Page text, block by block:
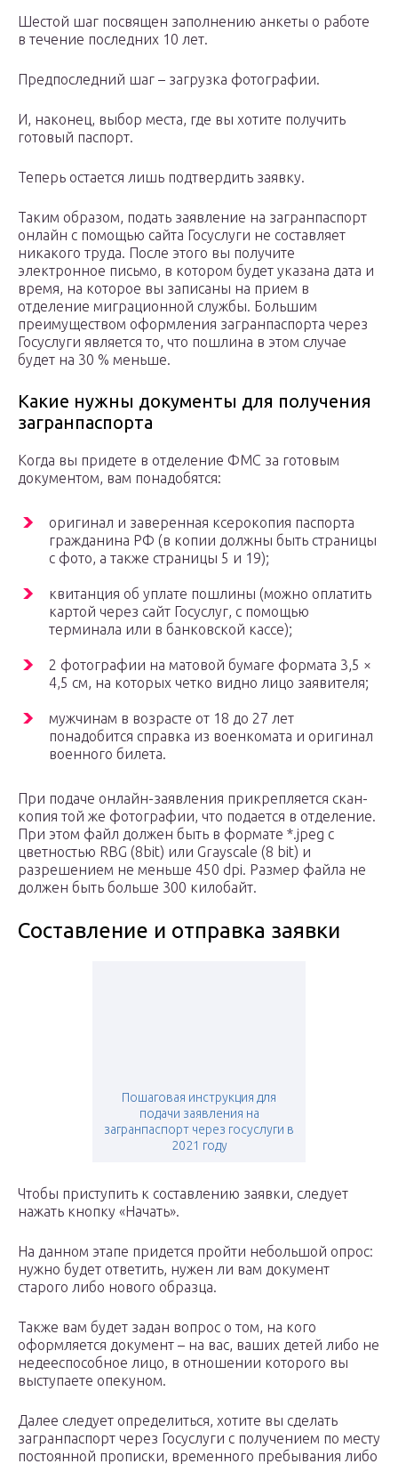
Шестой шаг посвящен заполнению анкеты о работе
в течение последних 10 лет.
Предпоследний шаг – загрузка фотографии.
И, наконец, выбор места, где вы хотите получить
готовый паспорт.
Теперь остается лишь подтвердить заявку.
Таким образом, подать заявление на загранпаспорт
онлайн с помощью сайта Госуслуги не составляет
никакого труда. После этого вы получите
электронное письмо, в котором будет указана дата и
время, на которое вы записаны на прием в
отделение миграционной службы. Большим
преимуществом оформления загранпаспорта через
Госуслуги является то, что пошлина в этом случае
будет на 30 % меньше.
Какие нужны документы для получения
загранпаспорта
Когда вы придете в отделение ФМС за готовым
документом, вам понадобятся:
оригинал и заверенная ксерокопия паспорта
гражданина РФ (в копии должны быть страницы
с фото, а также страницы 5 и 19);
квитанция об уплате пошлины (можно оплатить
картой через сайт Госуслуг, с помощью
терминала или в банковской кассе);
2 фотографии на матовой бумаге формата 3,5 ×
4,5 см, на которых четко видно лицо заявителя;
мужчинам в возрасте от 18 до 27 лет
понадобится справка из военкомата и оригинал
военного билета.
При подаче онлайн-заявления прикрепляется скан-
копия той же фотографии, что подается в отделение.
При этом файл должен быть в формате *.jpeg с
цветностью RBG (8bit) или Grayscale (8 bit) и
разрешением не меньше 450 dpi. Размер файла не
должен быть больше 300 килобайт.
Составление и отправка заявки
Пошаговая инструкция для
подачи заявления на
загранпаспорт через госуслуги в
2021 году
Чтобы приступить к составлению заявки, следует
нажать кнопку «Начать».
На данном этапе придется пройти небольшой опрос:
нужно будет ответить, нужен ли вам документ
старого либо нового образца.
Также вам будет задан вопрос о том, на кого
оформляется документ – на вас, ваших детей либо не
недееспособное лицо, в отношении которого вы
выступаете опекуном.
Далее следует определиться, хотите вы сделать
загранпаспорт через Госуслуги с получением по месту
постоянной прописки, временного пребывания либо